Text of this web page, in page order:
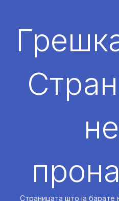
АНГАЖИРАЈ
Страницата што ја барате